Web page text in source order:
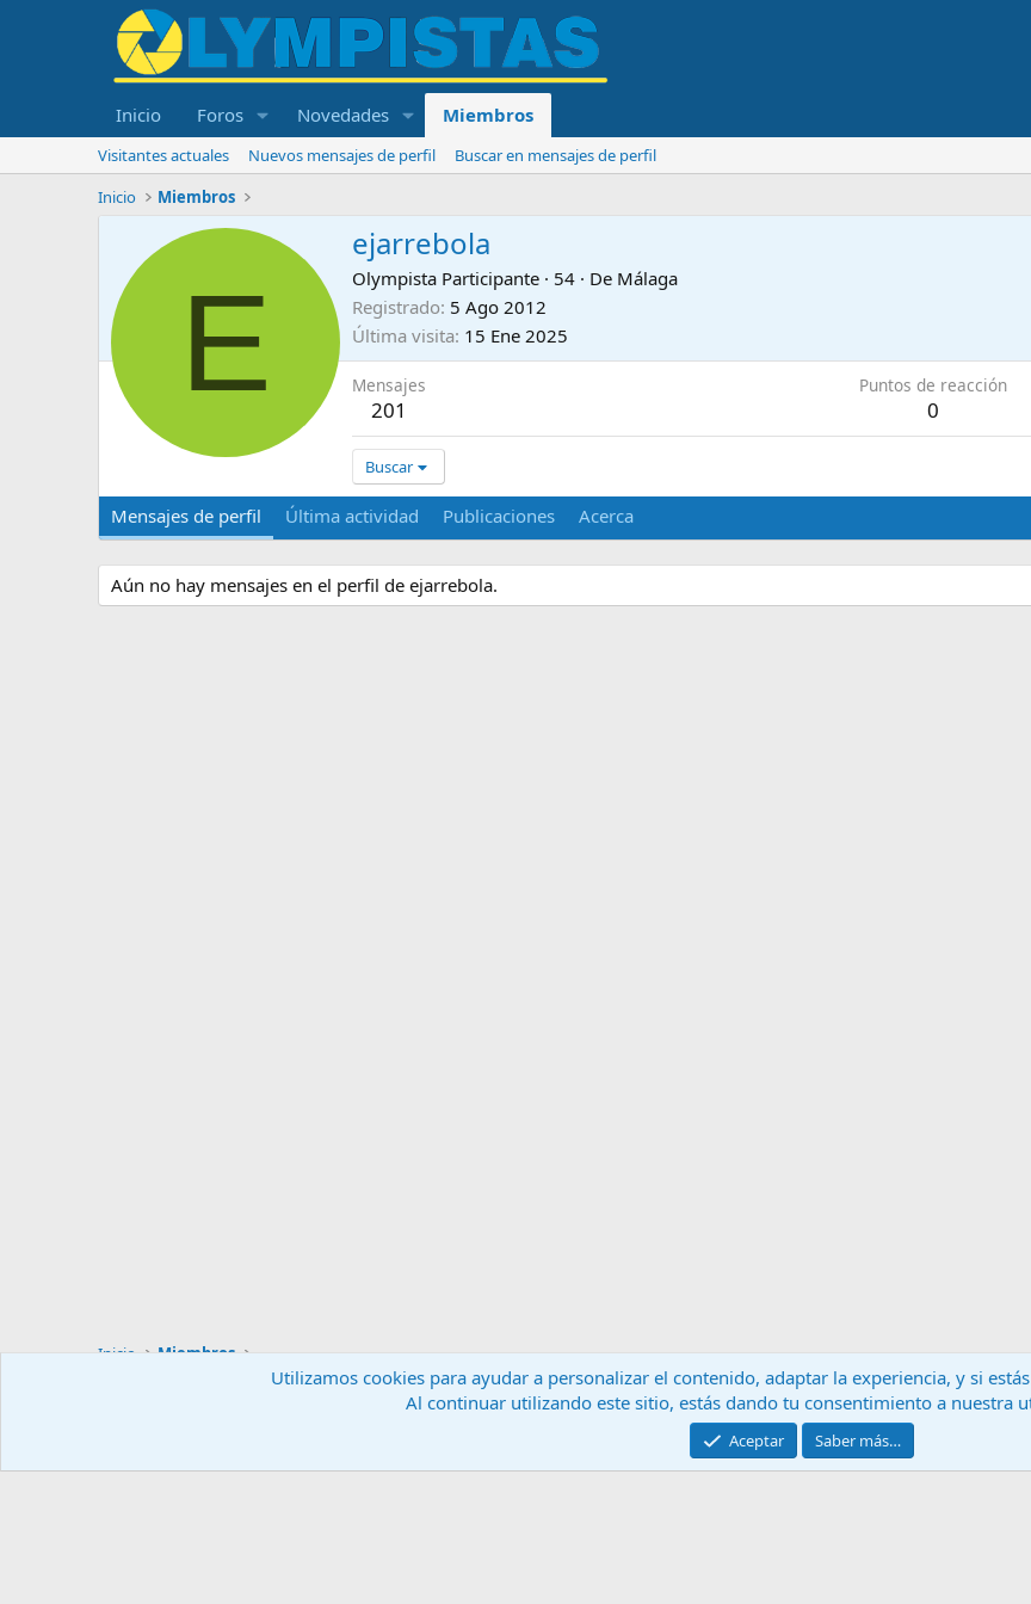
Inicio Foros Novedades Miembros
Visitantes actuales Nuevos mensajes de perfil
Buscar en mensajes de perfil
Inicio
Miembros
E
ejarrebola
Olympista Participante · 54 · De Málaga
Registrado 5 Ago 2012
Última visita 15 Ene 2025
Mensajes
201
Puntos de reacción
0
Buscar
Mensajes de perfil Última actividad Publicaciones Acerca
Aún no hay mensajes en el perfil de ejarrebola.
Inicio Miembros
Community platform by XenForo® © 2010-2024 XenForo Ltd.
Utilizamos cookies para ayudar a personalizar el contenido, adaptar la experiencia, y si
Al continuar utilizando este sitio, estás dando tu consentimiento a nuestra
Aceptar Saber más…